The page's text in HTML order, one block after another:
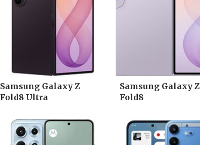
Samsung Galaxy Z
Fold8 Ultra
Samsung Galaxy Z
Fold8